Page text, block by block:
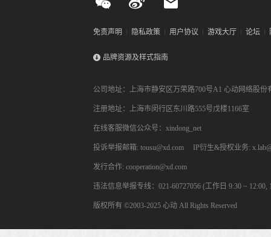
免责声明 隐私政策 用户协议 游戏大厅 论坛
品牌资源及样式指南
公司地址：上海市静安区万荣路700号A1 心动网络股份
注册地址：上海市闵行区东川路555号戊楼1166室
在线客服微信公众号：xindong_net
投诉举报邮箱: tousu@xd.com IP衍生&授权业务:
发行合作: cooperation@xd.com
违法信息举报专线：021-60727056 (工作日 9:30 ~ 12:00,
版权所有 ©2003-2025 心动 All Rights Reserved